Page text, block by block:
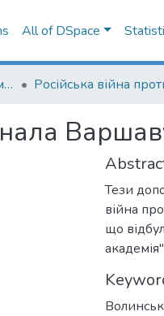
All of DSpace
012. Конференції та семінари НаУКМА
Тези
війна
що